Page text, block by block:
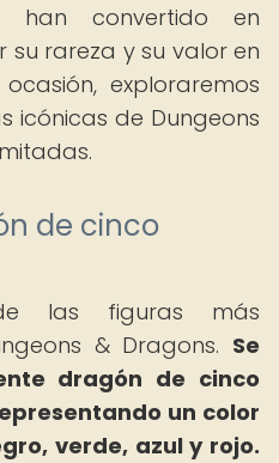
han convertido en
rareza y su valor en
exploraremos
icónicas de Dungeons
de cinco
las figuras más
& Dragons. Se
dragón de cinco
un color
verde, azul y rojo.